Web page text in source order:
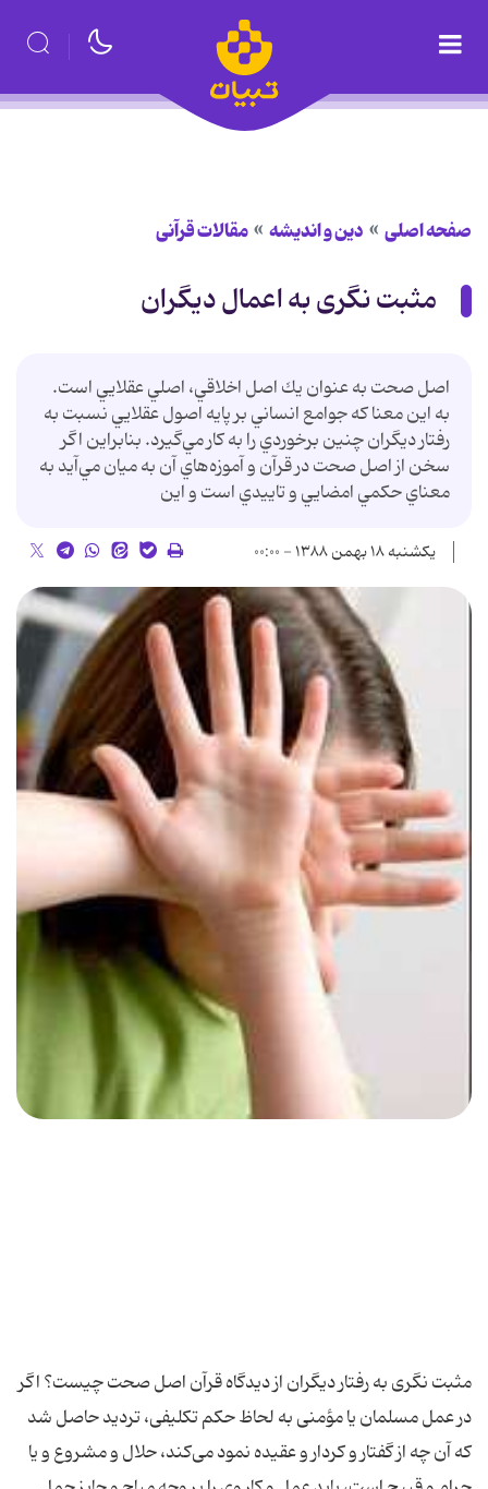
صفحه اصلی دین و اندیشه مقالات قرآنی
مثبت نگری به اعمال دیگران
اصل صحت به عنوان يك اصل اخلاقي، اصلي عقلايي است.
به اين معنا كه جوامع انساني بر پايه اصول عقلايي نسبت به
رفتار ديگران چنين برخوردي را به كار مي‌گيرد. بنابراين اگر
سخن از اصل صحت در قرآن و آموزه‌هاي آن به ميان مي‌آيد به
معناي حكمي امضايي و تاييدي است و اين
یکشنبه ۱۸ بهمن ۱۳۸۸ - ۰۰:۰۰
مثبت نگری به رفتار دیگران از دیدگاه قرآن اصل صحت چیست؟ اگر
در عمل مسلمان یا مؤمنی به لحاظ حكم تكلیفی، تردید حاصل شد
كه آن چه از گفتار و كردار و عقیده نمود می‌كند، حلال و مشروع و یا